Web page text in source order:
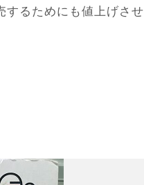
するためにも値上げさせ